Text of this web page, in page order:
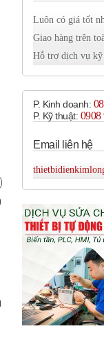
Luôn có giá tốt
Giao hàng trên
Hỗ trợ dịch vụ kỹ
P. Kinh doanh:
P. Kỹ thuật: 0908
Email liên hệ